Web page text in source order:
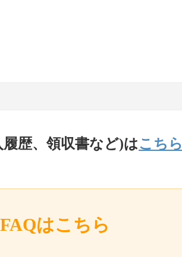
歴、領収書など)はこちら
FAQはこちら